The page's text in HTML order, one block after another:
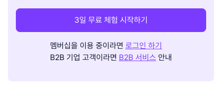
3일 무료 체험 시작하기
멤버십을 이용 중이라면 로그인 하기
B2B 기업 고객이라면 B2B 서비스 안내